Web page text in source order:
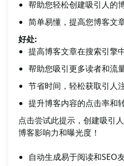
帮助您轻松创建吸引人的
简单易懂，提高您博客文
好处:
提高博客文章在搜索引擎
帮助您吸引更多读者和流
节省时间，轻松获取引人
提升博客内容的点击率和
点击尝试此提示，创建吸引
博客影响力和曝光度！
自动生成易于阅读和SEO